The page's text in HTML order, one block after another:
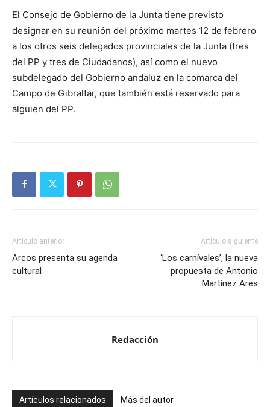
El Consejo de Gobierno de la Junta tiene previsto
designar en su reunión del próximo martes 12 de febrero
a los otros seis delegados provinciales de la Junta (tres
del PP y tres de Ciudadanos), así como el nuevo
subdelegado del Gobierno andaluz en la comarca del
Campo de Gibraltar, que también está reservado para
alguien del PP.
Artículo anterior
Arcos presenta su agenda
cultural
Artículo siguiente
‘Los carnívales’, la nueva
propuesta de Antonio
Martínez Ares
Redacción
Artículos relacionados Más del autor